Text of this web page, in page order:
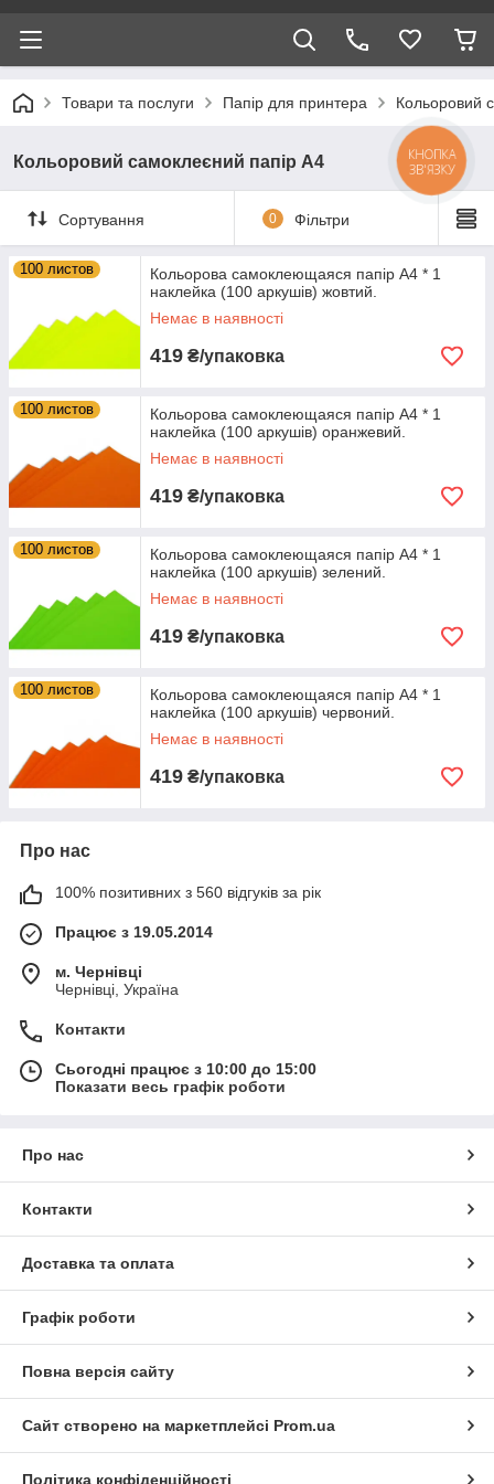
Товари та послуги Папір для принтера Кольоровий
Кольоровий самоклеєний папір А4
Сортування 0 Фільтри
100 листов
Кольорова самоклеющаяся папір А4 * 1
наклейка (100 аркушів) жовтий.
Немає в наявності
419 ₴/упаковка
100 листов
Кольорова самоклеющаяся папір А4 * 1
наклейка (100 аркушів) оранжевий.
Немає в наявності
419 ₴/упаковка
100 листов
Кольорова самоклеющаяся папір А4 * 1
наклейка (100 аркушів) зелений.
Немає в наявності
419 ₴/упаковка
100 листов
Кольорова самоклеющаяся папір А4 * 1
наклейка (100 аркушів) червоний.
Немає в наявності
419 ₴/упаковка
Про нас
100% позитивних з 560 відгуків за рік
Працює з 19.05.2014
м. Чернівці
Чернівці, Україна
Контакти
Сьогодні працює з 10:00 до 15:00
Показати весь графік роботи
Про нас
Контакти
Доставка та оплата
Графік роботи
Повна версія сайту
Сайт створено на маркетплейсі Prom.ua
Політика конфіденційності
КНОПКА
ЗВ'ЯЗКУ